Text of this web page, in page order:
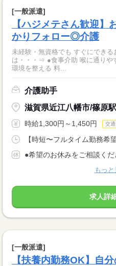
[一般派遣]
【ハジメテさん歓迎】
かりフォロー◎介護
未経験・無資格でも すぐにできるお仕
は・・・⇒ ●食事介助 喉に通りやすい工夫をするなど 食事しやすい
環境を整える 料...
介護助手
滋賀県近江八幡市/篠原駅
時給1,300円～1,450円 交
【時短〜フルタイム勤務希
●希望のお休みをご相談くだ
もっと
求人詳
[一般派遣]
【扶養内勤務OK】自